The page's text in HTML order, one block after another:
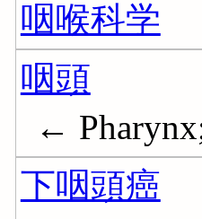
咽喉科学
咽頭
←
下咽頭癌